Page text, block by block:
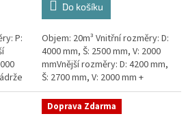
P:
Do košíku
Objem: 20m³ Vnitřní rozměry: D:
4000 mm, Š: 2500 mm, V: 2000
mmVnější rozměry: D: 4200 mm,
Š: 2700 mm, V: 2000 mm +
komínek Běžná doba dodání 2-3
týdny od objednávky. Rozměry...
Doprava Zdarma